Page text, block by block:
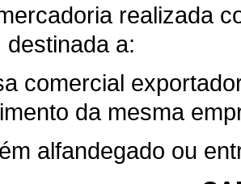
realizada
destinada a:
comercial
da mesma
alfandegado ou